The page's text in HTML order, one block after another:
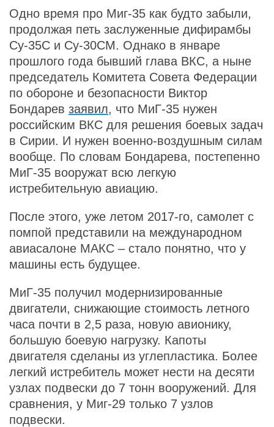
Одно время про Миг-35 как будто забыли,
продолжая петь заслуженные дифирамбы
Су-35С и Су-30СМ. Однако в январе
прошлого года бывший глава ВКС, а ныне
председатель Комитета Совета Федерации
по обороне и безопасности Виктор
Бондарев заявил, что МиГ-35 нужен
российским ВКС для решения боевых задач
в Сирии. И нужен военно-воздушным силам
вообще. По словам Бондарева, постепенно
МиГ-35 вооружат всю легкую
истребительную авиацию.
После этого, уже летом 2017-го, самолет с
помпой представили на международном
авиасалоне МАКС – стало понятно, что у
машины есть будущее.
МиГ-35 получил модернизированные
двигатели, снижающие стоимость летного
часа почти в 2,5 раза, новую авионику,
большую боевую нагрузку. Капоты
двигателя сделаны из углепластика. Более
легкий истребитель может нести на десяти
узлах подвески до 7 тонн вооружений. Для
сравнения, у Миг-29 только 7 узлов
подвески.